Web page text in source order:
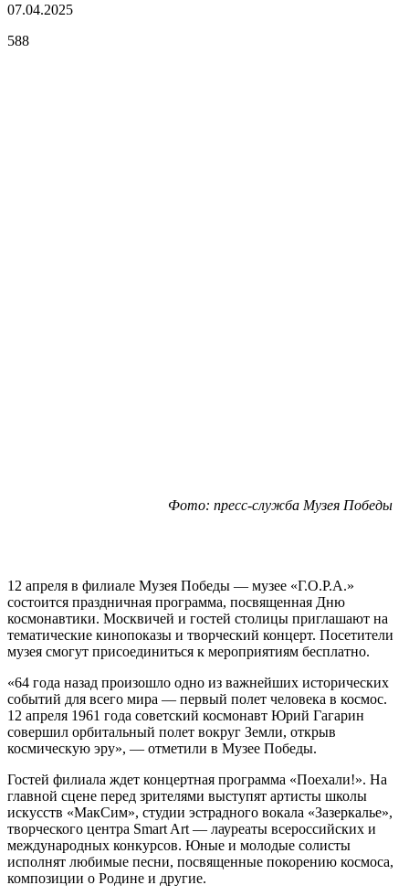
07.04.2025
588
Фото: пресс-служба Музея Победы
12 апреля в филиале Музея Победы — музее «Г.О.Р.А.»
состоится праздничная программа, посвященная Дню
космонавтики. Москвичей и гостей столицы приглашают на
тематические кинопоказы и творческий концерт. Посетители
музея смогут присоединиться к мероприятиям бесплатно.
«64 года назад произошло одно из важнейших исторических
событий для всего мира — первый полет человека в космос.
12 апреля 1961 года советский космонавт Юрий Гагарин
совершил орбитальный полет вокруг Земли, открыв
космическую эру», — отметили в Музее Победы.
Гостей филиала ждет концертная программа «Поехали!». На
главной сцене перед зрителями выступят артисты школы
искусств «МакСим», студии эстрадного вокала «Зазеркалье»,
творческого центра Smart Art — лауреаты всероссийских и
международных конкурсов. Юные и молодые солисты
исполнят любимые песни, посвященные покорению космоса,
композиции о Родине и другие.